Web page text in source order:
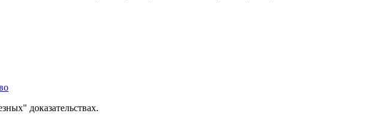
доказательствах.